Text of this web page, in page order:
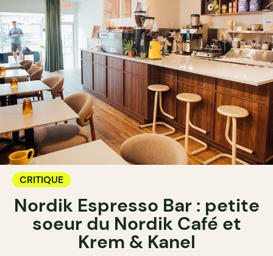
CRITIQUE
Nordik Espresso Bar : petite
soeur du Nordik Café et
Krem & Kanel